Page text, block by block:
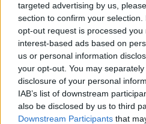
targeted advertising by us,
section to confirm your
opt-out request is processed you
interest-based ads based on
us or personal information
your opt-out. You may
disclosure of your personal
IAB’s list of downstream
also be disclosed by us to third
Downstream Participants that
I lavori più richiesti
Conduttori di Mezzi Pesanti
Commessi Delle Vendite
Muratori In Pietra e Mattoni
Baristi e Professioni
Orario Lavoro
Full Time 197